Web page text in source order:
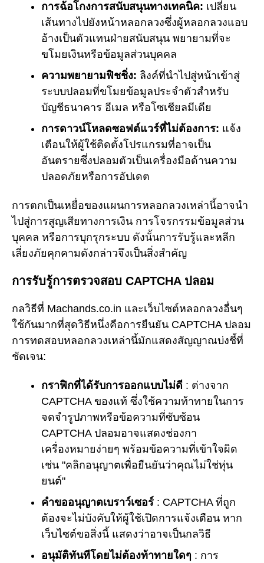
การฉ้อโกงการสนับสนุนทางเทคนิค: เปลี่ยน
เส้นทางไปยังหน้าหลอกลวงซึ่งผู้หลอกลวงแอบ
อ้างเป็นตัวแทนฝ่ายสนับสนุน พยายามที่จะ
ขโมยเงินหรือข้อมูลส่วนบุคคล
ความพยายามฟิชชิ่ง: ลิงค์ที่นำไปสู่หน้าเข้าสู่
ระบบปลอมที่ขโมยข้อมูลประจำตัวสำหรับ
บัญชีธนาคาร อีเมล หรือโซเชียลมีเดีย
การดาวน์โหลดซอฟต์แวร์ที่ไม่ต้องการ: แจ้ง
เตือนให้ผู้ใช้ติดตั้งโปรแกรมที่อาจเป็น
อันตรายซึ่งปลอมตัวเป็นเครื่องมือด้านความ
ปลอดภัยหรือการอัปเดต
การตกเป็นเหยื่อของแผนการหลอกลวงเหล่านี้อาจนำ
ไปสู่การสูญเสียทางการเงิน การโจรกรรมข้อมูลส่วน
บุคคล หรือการบุกรุกระบบ ดังนั้นการรับรู้และหลีก
เลี่ยงภัยคุกคามดังกล่าวจึงเป็นสิ่งสำคัญ
การรับรู้การตรวจสอบ CAPTCHA ปลอม
กลวิธีที่ Machands.co.in และเว็บไซต์หลอกลวงอื่นๆ
ใช้กันมากที่สุดวิธีหนึ่งคือการยืนยัน CAPTCHA ปลอม
การทดสอบหลอกลวงเหล่านี้มักแสดงสัญญาณบ่งชี้ที่
ชัดเจน:
กราฟิกที่ได้รับการออกแบบไม่ดี : ต่างจาก
CAPTCHA ของแท้ ซึ่งใช้ความท้าทายในการ
จดจำรูปภาพหรือข้อความที่ซับซ้อน
CAPTCHA ปลอมอาจแสดงช่องกา
เครื่องหมายง่ายๆ พร้อมข้อความที่เข้าใจผิด
เช่น "คลิกอนุญาตเพื่อยืนยันว่าคุณไม่ใช่หุ่น
ยนต์"
คำขออนุญาตเบราว์เซอร์ : CAPTCHA ที่ถูก
ต้องจะไม่บังคับให้ผู้ใช้เปิดการแจ้งเตือน หาก
เว็บไซต์ขอสิ่งนี้ แสดงว่าอาจเป็นกลวิธี
อนุมัติทันทีโดยไม่ต้องท้าทายใดๆ : การ